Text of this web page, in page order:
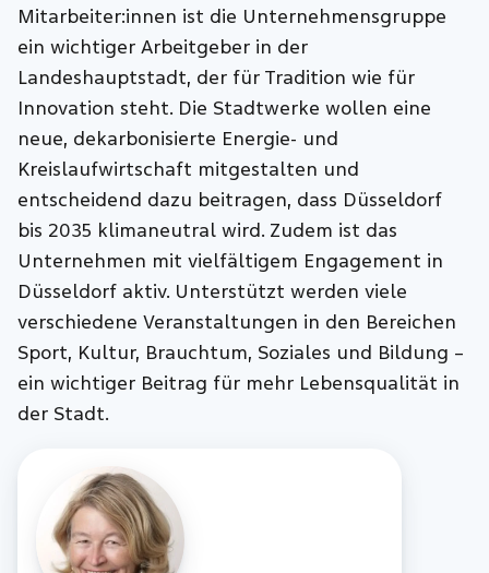
Mitarbeiter:innen ist die Unternehmensgruppe
ein wichtiger Arbeitgeber in der
Landeshauptstadt, der für Tradition wie für
Innovation steht. Die Stadtwerke wollen eine
neue, dekarbonisierte Energie- und
Kreislaufwirtschaft mitgestalten und
entscheidend dazu beitragen, dass Düsseldorf
bis 2035 klimaneutral wird. Zudem ist das
Unternehmen mit vielfältigem Engagement in
Düsseldorf aktiv. Unterstützt werden viele
verschiedene Veranstaltungen in den Bereichen
Sport, Kultur, Brauchtum, Soziales und Bildung –
ein wichtiger Beitrag für mehr Lebensqualität in
der Stadt.